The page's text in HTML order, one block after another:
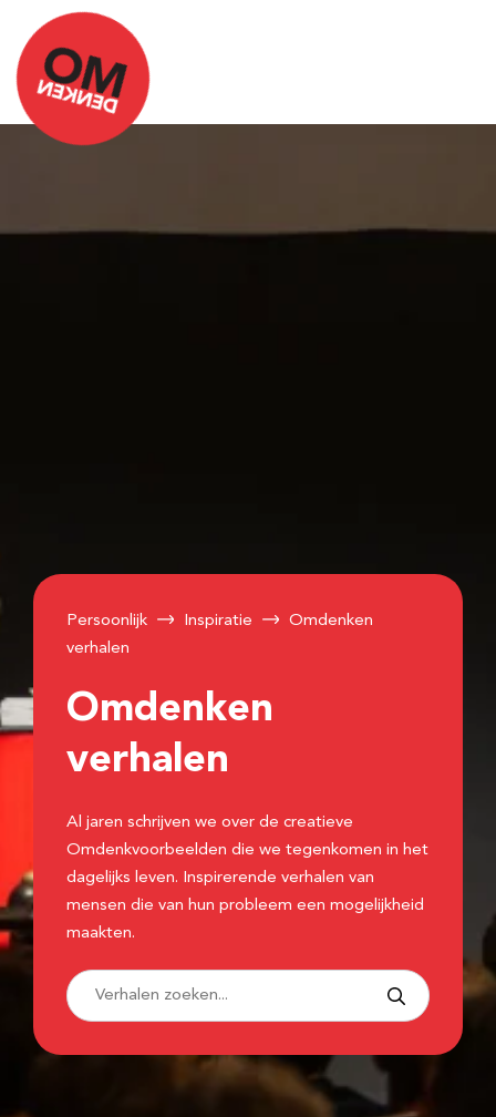
Persoonlijk Inspiratie
Omdenken
verhalen
Omdenken
verhalen
Al jaren schrijven we over de creatieve
Omdenkvoorbeelden die we tegenkomen in het
dagelijks leven. Inspirerende verhalen van
mensen die van hun probleem een mogelijkheid
maakten.